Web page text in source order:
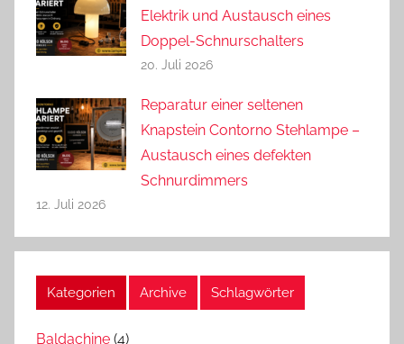
Elektrik und Austausch eines
Doppel-Schnurschalters
20. Juli 2026
Reparatur einer seltenen
Knapstein Contorno Stehlampe –
Austausch eines defekten
Schnurdimmers
12. Juli 2026
Kategorien Archive Schlagwörter
Baldachine (4)